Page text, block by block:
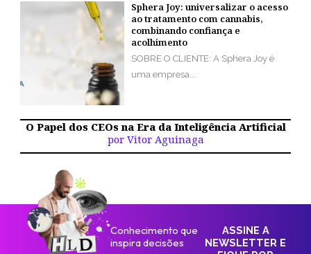
Sphera Joy: universalizar o acesso
ao tratamento com cannabis,
combinando confiança e
acolhimento
SOBRE O CLIENTE: A Sphera Joy é
uma empresa...
O Papel dos CEOs na Era da Inteligência Artificial
por Vitor Aguinaga
Conhecimento que
inspira decisões
ASSINE A
NEWSLETTER E